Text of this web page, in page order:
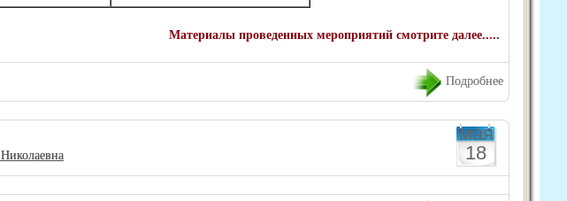
Материалы проведенных мероприятий смотрите далее.....
Подробнее
мая
18